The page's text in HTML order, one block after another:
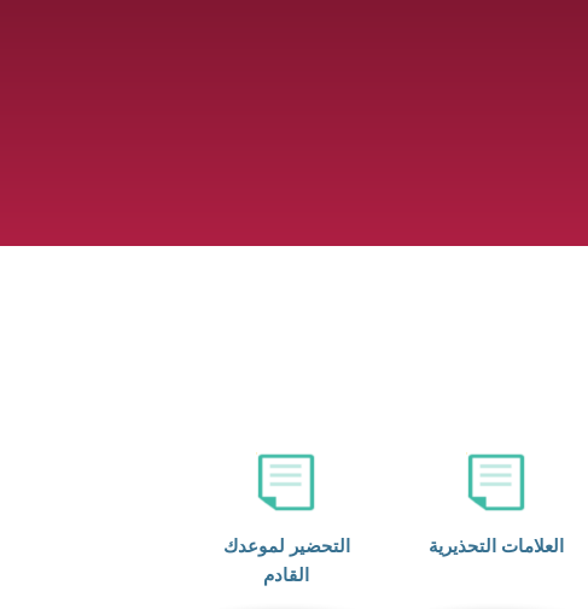
العلامات التحذيرية
التحضير لموعدك
القادم